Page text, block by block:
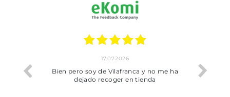
trobat
17.07.2026
Bien pero soy de Vilafranca y no me ha
dejado recoger en tienda